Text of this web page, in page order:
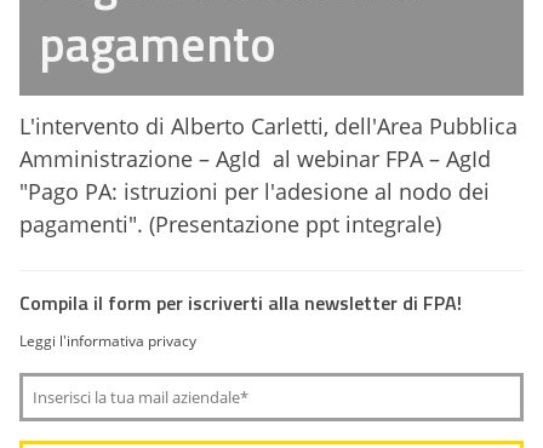
pagamento
L'intervento di Alberto Carletti, dell'Area Pubblica
Amministrazione – AgId al webinar FPA – AgId
"Pago PA: istruzioni per l'adesione al nodo dei
pagamenti". (Presentazione ppt integrale)
Compila il form per iscriverti alla newsletter di FPA!
Leggi l'informativa privacy